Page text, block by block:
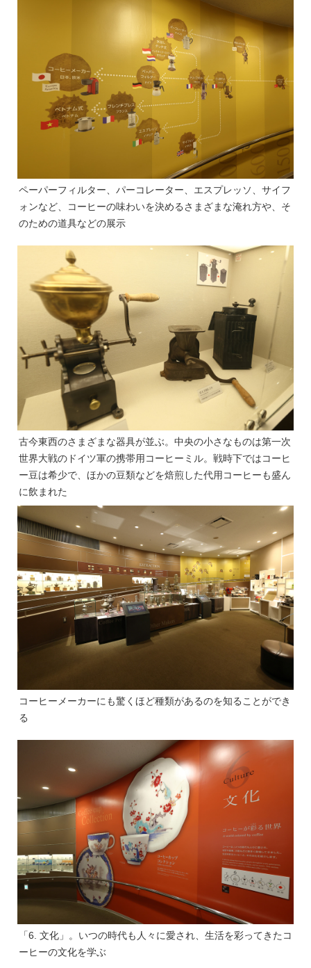
ペーパーフィルター、パーコレーター、エスプレッソ、サイフ
ォンなど、コーヒーの味わいを決めるさまざまな淹れ方や、そ
のための道具などの展示
古今東西のさまざまな器具が並ぶ。中央の小さなものは第一次
世界大戦のドイツ軍の携帯用コーヒーミル。戦時下ではコーヒ
ー豆は希少で、ほかの豆類などを焙煎した代用コーヒーも盛ん
に飲まれた
コーヒーメーカーにも驚くほど種類があるのを知ることができ
る
「6. 文化」。いつの時代も人々に愛され、生活を彩ってきたコ
ーヒーの文化を学ぶ